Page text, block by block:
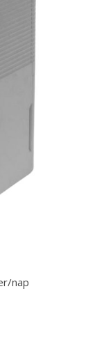
nap